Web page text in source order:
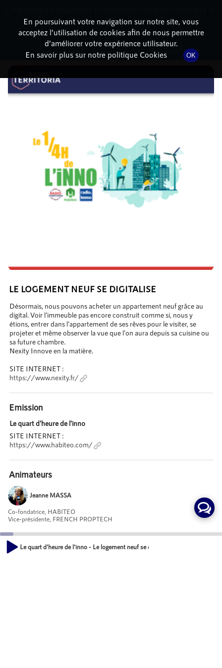
DÉTAILS DE L'ÉPISODE
26 mars 2021à 15h34 , durée : 19 minutes
LE LOGEMENT NEUF SE DIGITALISE
Désormais, nous pouvons acheter un appartement neuf grâce au
digital. Voir l'immeuble pas encore construit comme si, nous y
étions, entrer dans l'appartement de ses rêves pour le visiter, se
projeter et même observer la vue que l'on aura depuis sa cuisine ou
sa future chambre.
Nexity Innove en la matière.
SITE INTERNET :
https://www.nexity.fr/
Emission
Le quart d'heure de l'inno
SITE INTERNET :
https://www.habiteo.com/
Animateurs
Jeanne MASSA
Co-fondatrice, HABITEO
Vice-présidente, FRENCH PROPTECH
Invités
Le quart d'heure de l'inno - Le logement neuf se digitalise
En poursuivant votre navigation sur notre site, vous
acceptez l’utilisation de cookies afin de nous permettre
d’améliorer votre expérience utilisateur.
En savoir plus sur notre politique Cookies
OK
dessous pour l'installer.
Non merci Télécharger l'application